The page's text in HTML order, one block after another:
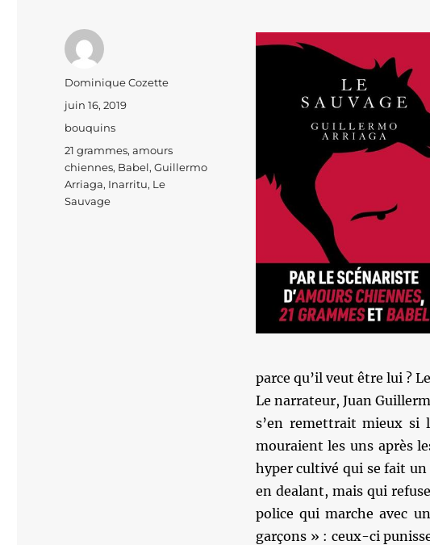
parce qu’il veut être lui ?
Le narrateur, Juan
s’en remettrait mieux si
mouraient les uns après
hyper cultivé qui se fait
en dealant, mais qui
police qui marche avec
garçons » : ceux-ci
Auteur
Dominique Cozette
Publié
le
juin 16, 2019
Catégories
bouquins
Étiquettes
21 grammes,amours
chiennes, Babel,Guillermo
Arriaga, Inarritu, Le
Sauvage